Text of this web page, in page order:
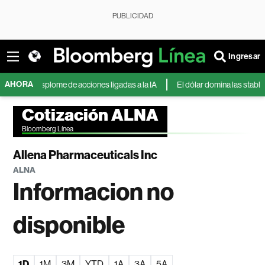
PUBLICIDAD
Ingresar
AHORA
desplome de acciones ligadas a la IA El dólar domina las stablecoins
Cotización ALNA
Bloomberg Línea
Allena Pharmaceuticals Inc
ALNA
Informacion no
disponible